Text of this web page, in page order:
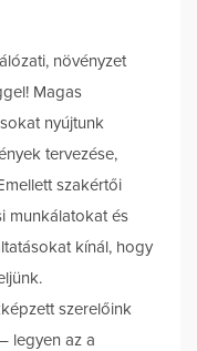
növényzet
Magas
nyújtunk
tervezése,
szakértői
munkálatokat és
kínál, hogy
szerelőink
legyen az a